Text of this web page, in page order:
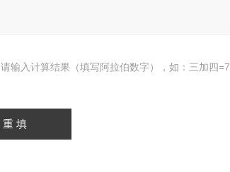
请输入计算结果（填写阿拉伯数字），如：三加四=7